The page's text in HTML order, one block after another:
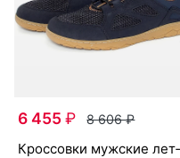
6 455₽ 8 606₽
крос­совки мужс­кие лет­